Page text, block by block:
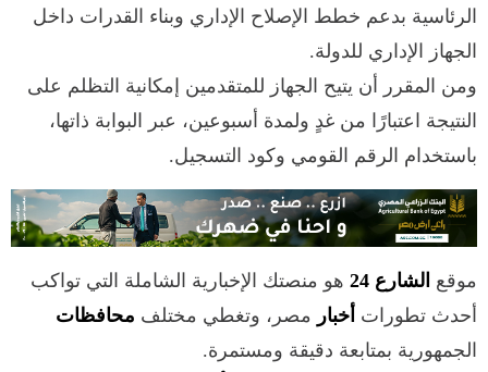
الرئاسية بدعم خطط الإصلاح الإداري وبناء القدرات داخل
الجهاز الإداري للدولة.
ومن المقرر أن يتيح الجهاز للمتقدمين إمكانية التظلم على
النتيجة اعتبارًا من غدٍ ولمدة أسبوعين، عبر البوابة ذاتها،
باستخدام الرقم القومي وكود التسجيل.
موقع الشارع 24
هو منصتك الإخبارية الشاملة التي تواكب
أحدث تطورات أخبار مصر، وتغطي مختلف محافظات
الجمهورية بمتابعة دقيقة ومستمرة.